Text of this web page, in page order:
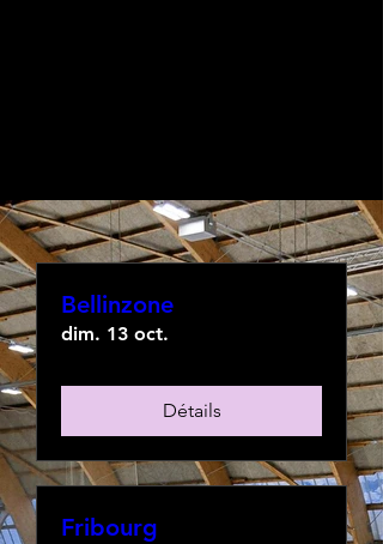
Bellinzone
dim. 13 oct.
Détails
Fribourg